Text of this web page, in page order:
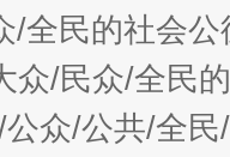
全民的社会公
众/民众/全民
众/公共/全